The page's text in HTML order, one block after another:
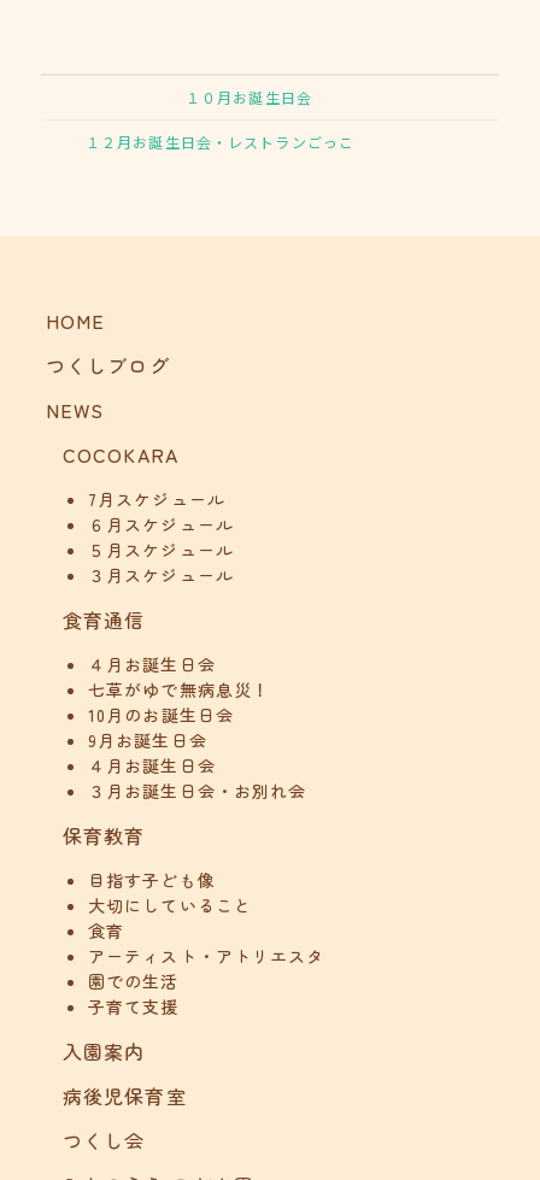
１０月お誕生日会
１２月お誕生日会・レストランごっこ
HOME
つくしブログ
NEWS
COCOKARA
7月スケジュール
６月スケジュール
５月スケジュール
３月スケジュール
食育通信
４月お誕生日会
七草がゆで無病息災！
10月のお誕生日会
9月お誕生日会
４月お誕生日会
３月お誕生日会・お別れ会
保育教育
目指す子ども像
大切にしていること
食育
アーティスト・アトリエスタ
園での生活
子育て支援
入園案内
病後児保育室
つくし会